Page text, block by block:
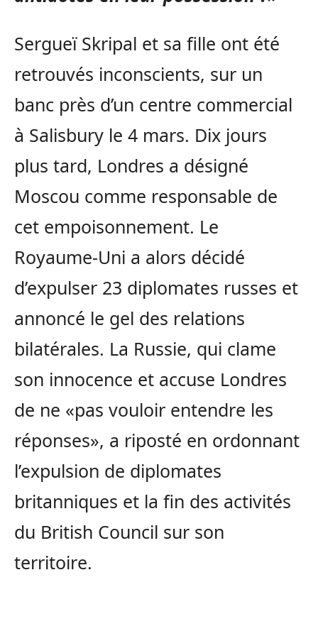
Sergueï Skripal et sa fille ont été
retrouvés inconscients, sur un
banc près d’un centre commercial
à Salisbury le 4 mars. Dix jours
plus tard, Londres a désigné
Moscou comme responsable de
cet empoisonnement. Le
Royaume-Uni a alors décidé
d’expulser 23 diplomates russes et
annoncé le gel des relations
bilatérales. La Russie, qui clame
son innocence et accuse Londres
de ne «pas vouloir entendre les
réponses», a riposté en ordonnant
l’expulsion de diplomates
britanniques et la fin des activités
du British Council sur son
territoire.